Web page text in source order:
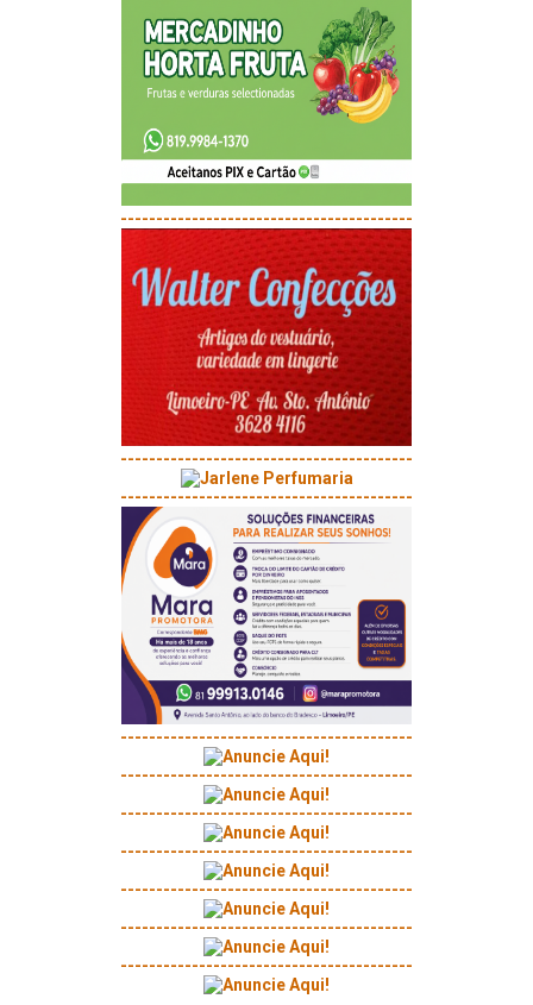
-----------------------------------------
-----------------------------------------
-----------------------------------------
-----------------------------------------
-----------------------------------------
-----------------------------------------
-----------------------------------------
-----------------------------------------
-----------------------------------------
-----------------------------------------